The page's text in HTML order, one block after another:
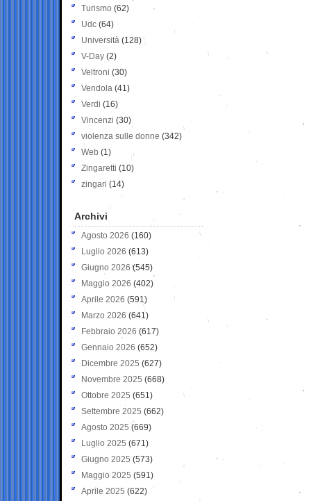
Turismo (62)
Udc (64)
Università (128)
V-Day (2)
Veltroni (30)
Vendola (41)
Verdi (16)
Vincenzi (30)
violenza sulle donne (342)
Web (1)
Zingaretti (10)
zingari (14)
Archivi
Agosto 2026 (160)
Luglio 2026 (613)
Giugno 2026 (545)
Maggio 2026 (402)
Aprile 2026 (591)
Marzo 2026 (641)
Febbraio 2026 (617)
Gennaio 2026 (652)
Dicembre 2025 (627)
Novembre 2025 (668)
Ottobre 2025 (651)
Settembre 2025 (662)
Agosto 2025 (669)
Luglio 2025 (671)
Giugno 2025 (573)
Maggio 2025 (591)
Aprile 2025 (622)